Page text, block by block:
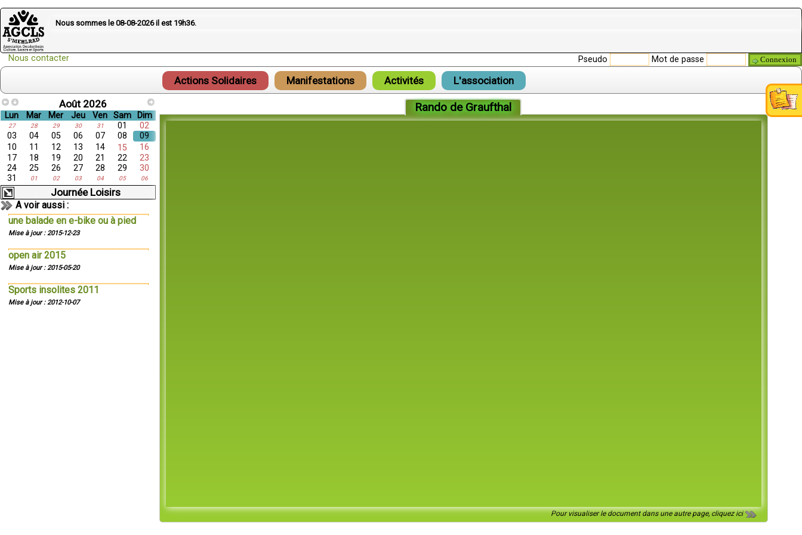
Nous sommes le 08-08-2026 il est 19h36.
Nous contacter Pseudo Mot de passe
Actions Solidaires Manifestations Activités
L'association
Août 2026
Lun Mar Mer Jeu Ven Sam Dim
27 28 29 30 31 01
02
03
04 05 06 07 08
09
10
11 12 13 14 15
16
17
18 19 20 21 22
23
24
25 26 27 28 29
30
31
01 02 03 04 05 06
Journée Loisirs
A voir aussi :
une balade en e-bike ou à pied
Mise à jour : 2015-12-23
open air 2015
Mise à jour : 2015-05-20
Sports insolites 2011
Mise à jour : 2012-10-07
Rando de Graufthal
Pour visualiser le document dans une autre page, cliquez ici